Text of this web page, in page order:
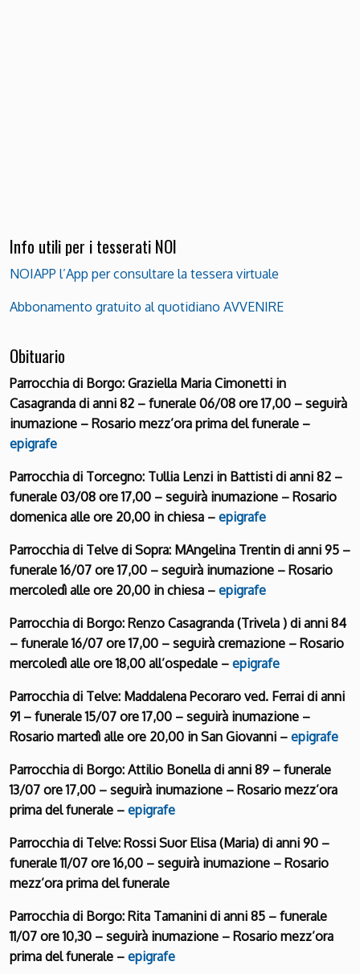
Info utili per i tesserati NOI
NOIAPP l’App per consultare la tessera virtuale
Abbonamento gratuito al quotidiano AVVENIRE
Obituario
Parrocchia di Borgo: Graziella Maria Cimonetti in
Casagranda di anni 82 – funerale 06/08 ore 17,00 – seguirà
inumazione – Rosario mezz’ora prima del funerale –
epigrafe
Parrocchia di Torcegno: Tullia Lenzi in Battisti di anni 82 –
funerale 03/08 ore 17,00 – seguirà inumazione – Rosario
domenica alle ore 20,00 in chiesa – epigrafe
Parrocchia di Telve di Sopra: MAngelina Trentin di anni 95 –
funerale 16/07 ore 17,00 – seguirà inumazione – Rosario
mercoledì alle ore 20,00 in chiesa – epigrafe
Parrocchia di Borgo: Renzo Casagranda (Trivela ) di anni 84
– funerale 16/07 ore 17,00 – seguirà cremazione – Rosario
mercoledì alle ore 18,00 all’ospedale – epigrafe
Parrocchia di Telve: Maddalena Pecoraro ved. Ferrai di anni
91 – funerale 15/07 ore 17,00 – seguirà inumazione –
Rosario martedì alle ore 20,00 in San Giovanni – epigrafe
Parrocchia di Borgo: Attilio Bonella di anni 89 – funerale
13/07 ore 17,00 – seguirà inumazione – Rosario mezz’ora
prima del funerale – epigrafe
Parrocchia di Telve: Rossi Suor Elisa (Maria) di anni 90 –
funerale 11/07 ore 16,00 – seguirà inumazione – Rosario
mezz’ora prima del funerale
Parrocchia di Borgo: Rita Tamanini di anni 85 – funerale
11/07 ore 10,30 – seguirà inumazione – Rosario mezz’ora
prima del funerale – epigrafe